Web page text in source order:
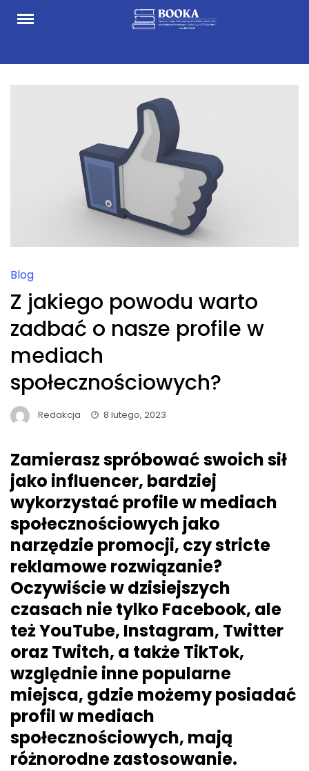
Skip
Blog
Z jakiego powodu warto
zadbać o nasze profile w
mediach
społecznościowych?
Redakcja 8 lutego, 2023
Zamierasz spróbować swoich sił
jako influencer, bardziej
wykorzystać profile w mediach
społecznościowych jako
narzędzie promocji, czy stricte
reklamowe rozwiązanie?
Oczywiście w dzisiejszych
czasach nie tylko Facebook, ale
też YouTube, Instagram, Twitter
oraz Twitch, a także TikTok,
względnie inne popularne
miejsca, gdzie możemy posiadać
profil w mediach
społecznościowych, mają
różnorodne zastosowanie.